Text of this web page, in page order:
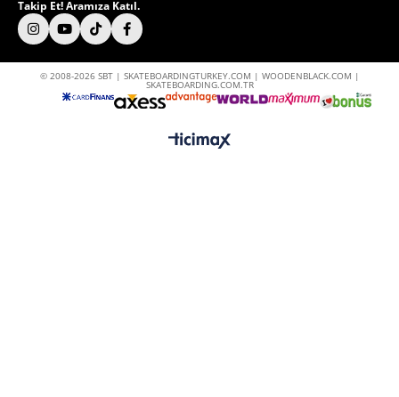
Takip Et! Aramıza Katıl.
© 2008-2026 SBT | SKATEBOARDINGTURKEY.COM | WOODENBLACK.COM |
SKATEBOARDING.COM.TR